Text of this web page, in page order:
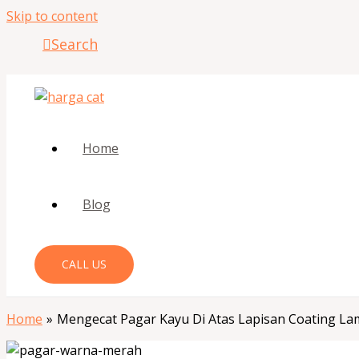
Skip to content
Search
Home
Blog
CALL US
Home Mengecat Pagar Kayu Di Atas Lapisan Coating